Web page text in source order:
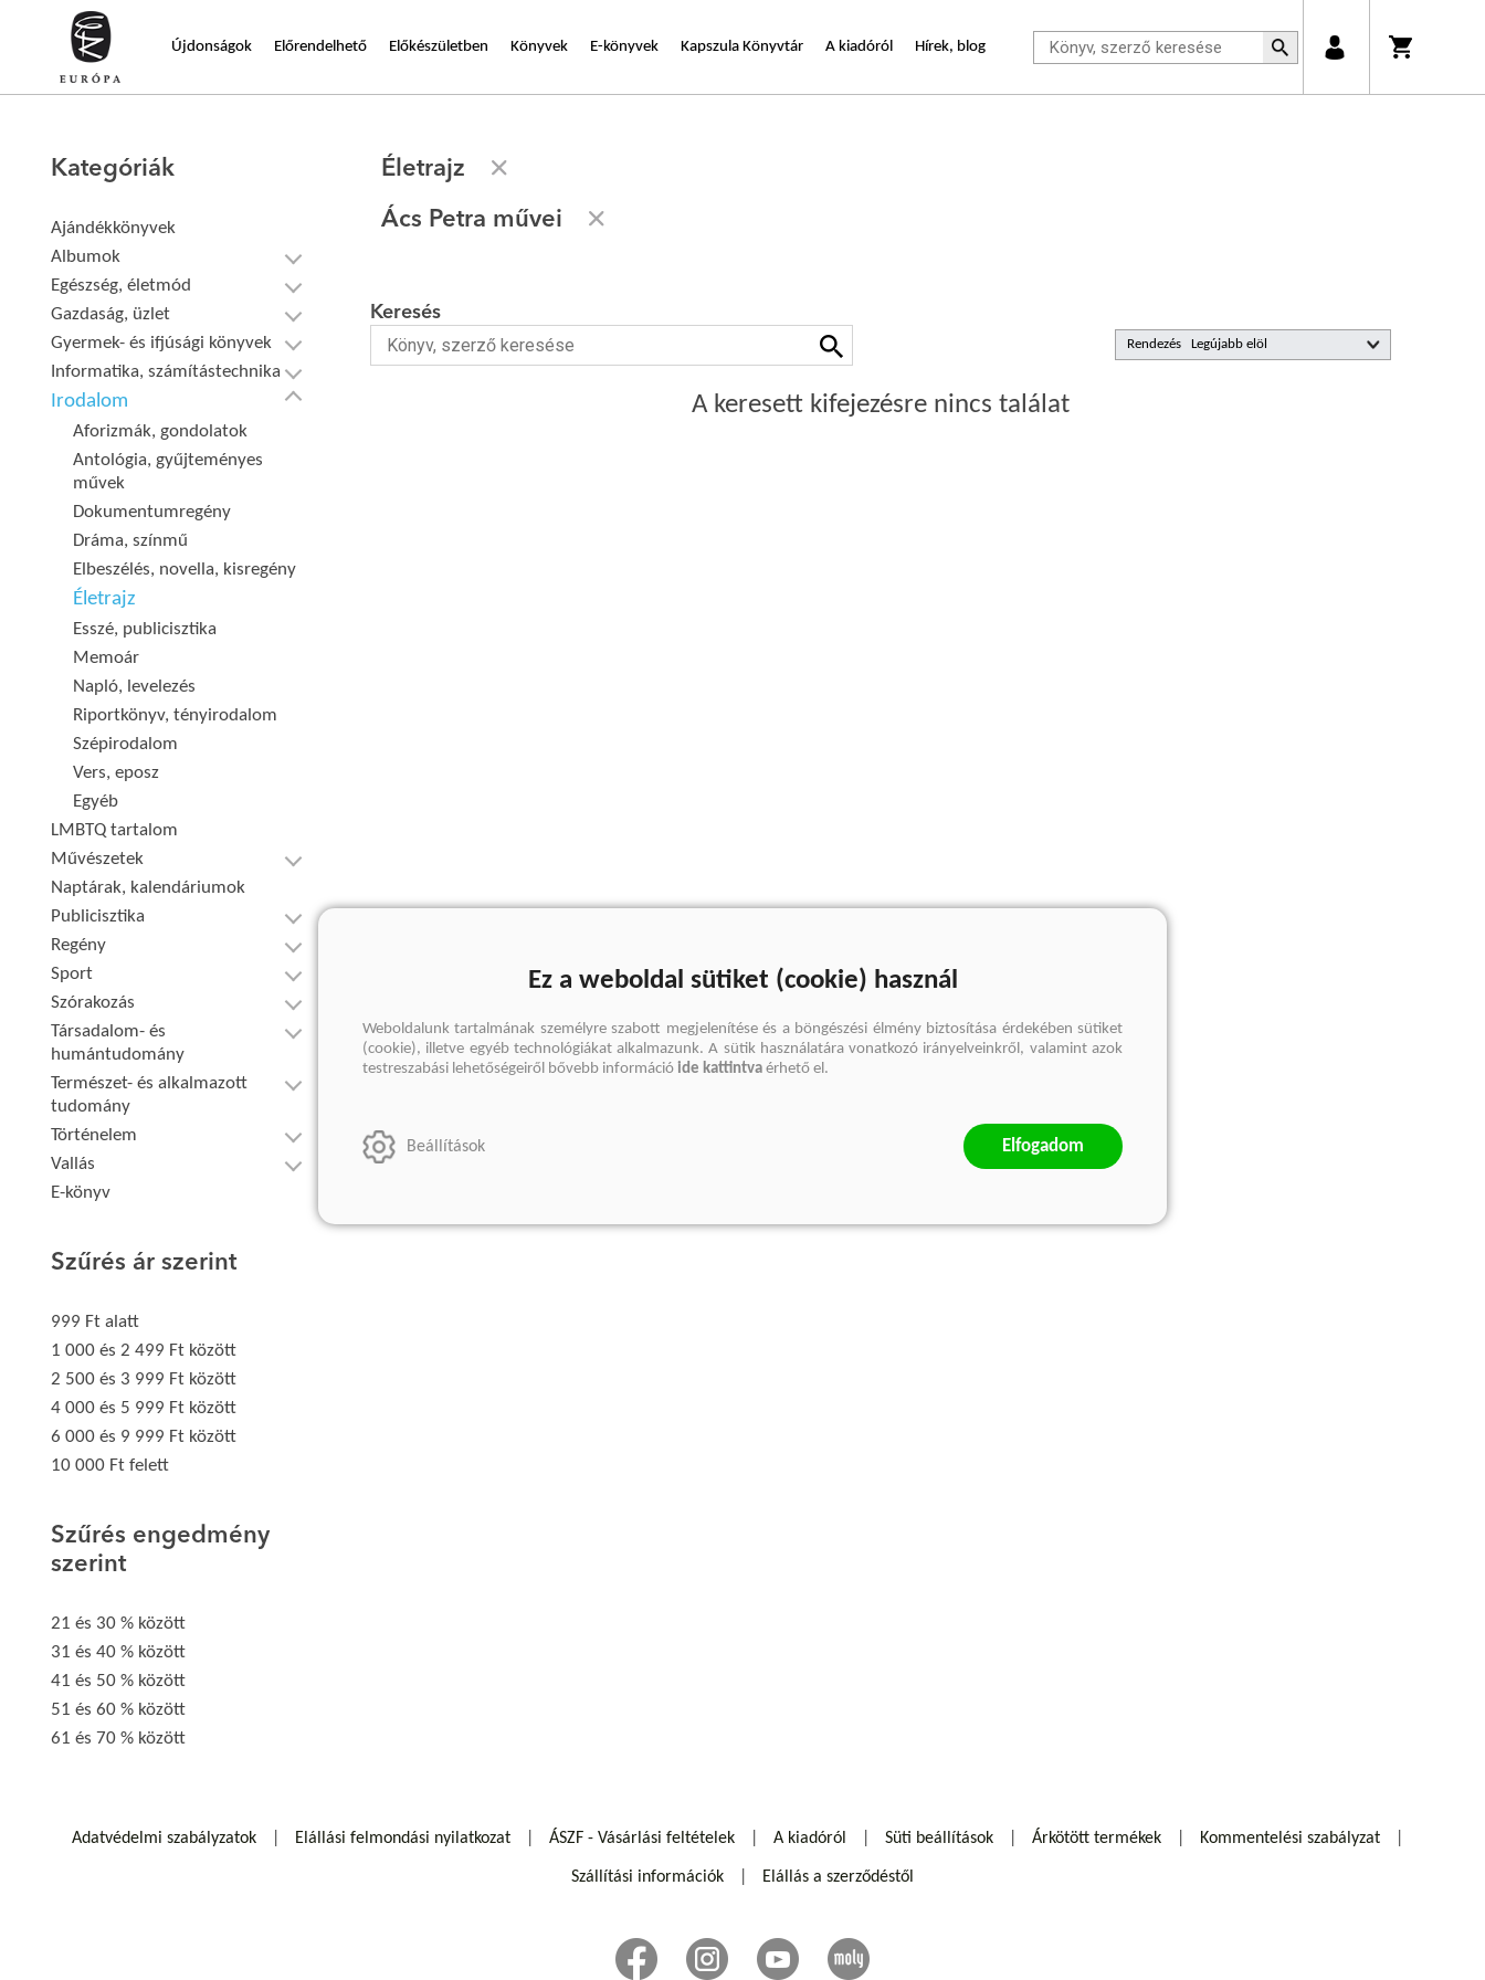
Újdonságok Előrendelhető Előkészületben Könyvek E-könyvek Kapszula Könyvtár A kiadóról Hírek, blog
Kategóriák
Ajándékkönyvek
Albumok
Egészség, életmód
Gazdaság, üzlet
Gyermek- és ifjúsági könyvek
Informatika, számítástechnika
Irodalom
Aforizmák, gondolatok
Antológia, gyűjteményes
művek
Dokumentumregény
Dráma, színmű
Elbeszélés, novella, kisregény
Életrajz
Esszé, publicisztika
Memoár
Napló, levelezés
Riportkönyv, tényirodalom
Szépirodalom
Vers, eposz
Egyéb
LMBTQ tartalom
Művészetek
Naptárak, kalendáriumok
Publicisztika
Regény
Sport
Szórakozás
Társadalom- és
humántudomány
Természet- és alkalmazott
tudomány
Történelem
Vallás
E-könyv
Szűrés ár szerint
999 Ft alatt
1 000 és 2 499 Ft között
2 500 és 3 999 Ft között
4 000 és 5 999 Ft között
6 000 és 9 999 Ft között
10 000 Ft felett
Szűrés engedmény
szerint
21 és 30 % között
31 és 40 % között
41 és 50 % között
51 és 60 % között
61 és 70 % között
Életrajz
Ács Petra művei
Rendezés
Keresés
A keresett kifejezésre nincs találat
Adatvédelmi szabályzatok Elállási felmondási nyilatkozat ÁSZF - Vásárlási feltételek A kiadóról Süti beállítások Árkötött termékek Kommentelési szabályzat
Szállítási információk Elállás a szerződéstől
Ez a weboldal sütiket (cookie) használ
Weboldalunk tartalmának személyre szabott megjelenítése és a böngészési élmény biztosítása érdekében sütiket
(cookie), illetve egyéb technológiákat alkalmazunk. A sütik használatára vonatkozó irányelveinkről, valamint azok
testreszabási lehetőségeiről bővebb információ ide kattintva érhető el.
Beállítások Elfogadom